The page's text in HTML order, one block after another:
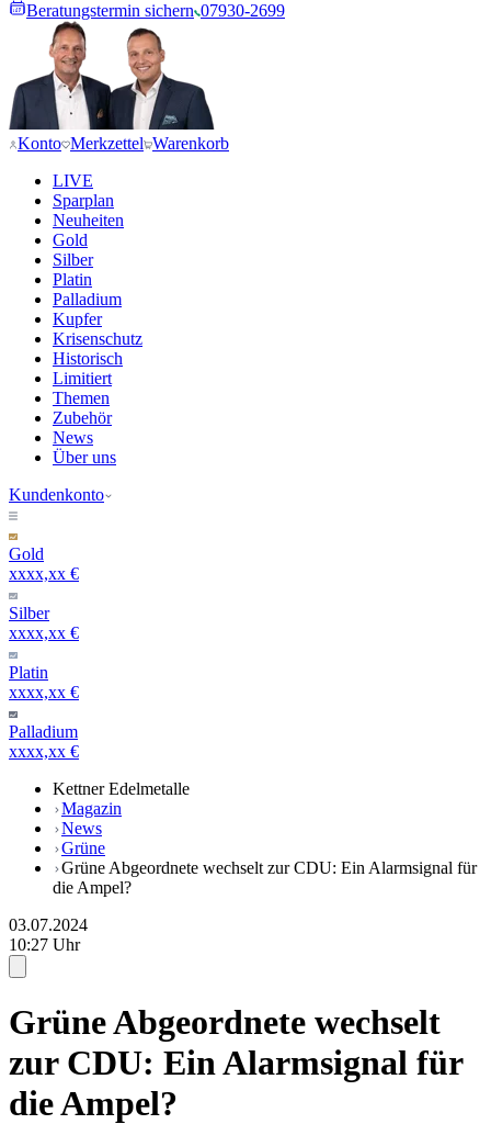
Beratungstermin sichern 07930-2699
Konto Merkzettel Warenkorb
LIVE
Sparplan
Neuheiten
Gold
Silber
Platin
Palladium
Kupfer
Krisenschutz
Historisch
Limitiert
Themen
Zubehör
News
Über uns
Kundenkonto
Gold
xxxx,xx €
Silber
xxxx,xx €
Platin
xxxx,xx €
Palladium
xxxx,xx €
Kettner Edelmetalle
Magazin
News
Grüne
Grüne Abgeordnete wechselt zur CDU: Ein Alarmsignal für
die Ampel?
03.07.2024
10:27 Uhr
Grüne Abgeordnete wechselt
zur CDU: Ein Alarmsignal für
die Ampel?